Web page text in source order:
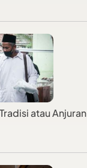
atau Anjuran